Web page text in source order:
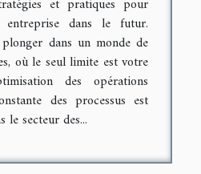
et pratiques pour
dans le futur.
dans un monde de
où le seul limite est votre
des opérations
des processus est
le secteur des...